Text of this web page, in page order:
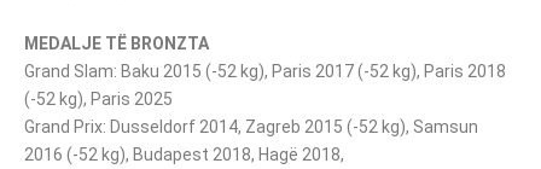
MEDALJE TË BRONZTA
Grand Slam: Baku 2015 (-52 kg), Paris 2017 (-52 kg), Paris 2018
(-52 kg), Paris 2025
Grand Prix: Dusseldorf 2014, Zagreb 2015 (-52 kg), Samsun
2016 (-52 kg), Budapest 2018, Hagë 2018,